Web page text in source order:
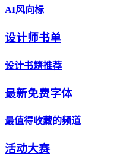
AI风向标
设计师书单
设计书籍推荐
最新免费字体
最值得收藏的频道
活动大赛